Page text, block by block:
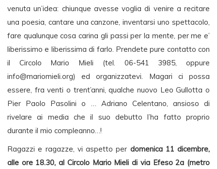
venuta un’idea: chiunque avesse voglia di venire a recitare
una poesia, cantare una canzone, inventarsi uno spettacolo,
fare qualunque cosa carina gli passi per la mente, per me e’
liberissimo e liberissima di farlo. Prendete pure contatto con
il Circolo Mario Mieli (tel. 06-541 3985, oppure
info@mariomieli.org) ed organizzatevi. Magari ci possa
essere, fra venti o trent’anni, qualche nuovo Leo Gullotta o
Pier Paolo Pasolini o … Adriano Celentano, ansioso di
rivelare ai media che il suo debutto l’ha fatto proprio
durante il mio compleanno…!
Ragazzi e ragazze, vi aspetto per domenica 11 dicembre,
alle ore 18.30, al Circolo Mario Mieli di via Efeso 2a (metro